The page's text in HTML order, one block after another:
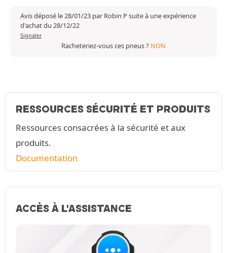
Avis déposé le 28/01/23 par Robin P suite à une expérience
d'achat du 28/12/22
Signaler
Racheteriez-vous ces pneus ? NON
RESSOURCES SÉCURITÉ ET PRODUITS
Ressources consacrées à la sécurité et aux
produits.
Documentation
ACCÈS À L'ASSISTANCE